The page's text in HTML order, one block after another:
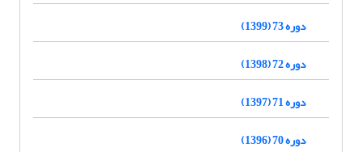
دوره 73 (1399)
دوره 72 (1398)
دوره 71 (1397)
دوره 70 (1396)